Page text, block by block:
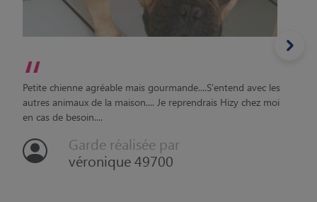
“
Petite chienne agréable mais gourmande....S'entend avec les
autres animaux de la maison.... Je reprendrais Hizy chez moi
en cas de besoin....
Garde réalisée par
véronique 49700